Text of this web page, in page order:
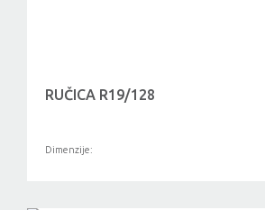
RUČICA R19/128
Dimenzije: